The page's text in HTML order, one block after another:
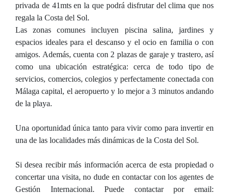
privada de 41mts en la que podrá disfrutar del clima que nos
regala la Costa del Sol.
Las zonas comunes incluyen piscina salina, jardines y
espacios ideales para el descanso y el ocio en familia o con
amigos. Además, cuenta con 2 plazas de garaje y trastero, así
como una ubicación estratégica: cerca de todo tipo de
servicios, comercios, colegios y perfectamente conectada con
Málaga capital, el aeropuerto y lo mejor a 3 minutos andando
de la playa.
Una oportunidad única tanto para vivir como para invertir en
una de las localidades más dinámicas de la Costa del Sol.
Si desea recibir más información acerca de esta propiedad o
concertar una visita, no dude en contactar con los agentes de
Gestión Internacional. Puede contactar por email: